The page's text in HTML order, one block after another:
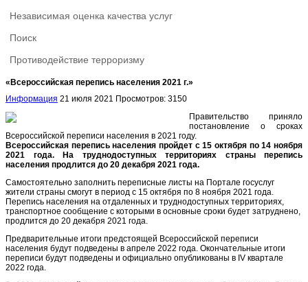
Независимая оценка качества услуг
Поиск
Противодействие терроризму
«Всероссийская перепись населения 2021 г.»
Информация 21 июля 2021 Просмотров: 3150
Правительство приняло
постановление о сроках
Всероссийской переписи населения в 2021 году.
Всероссийская перепись населения пройдет с 15 октября по 14 ноября
2021 года. На труднодоступных территориях страны перепись
населения продлится до 20 декабря 2021 года.
Самостоятельно заполнить переписные листы на Портале госуслуг
жители страны смогут в период с 15 октября по 8 ноября 2021 года.
Перепись населения на отдаленных и труднодоступных территориях,
транспортное сообщение с которыми в основные сроки будет затруднено,
продлится до 20 декабря 2021 года.
Предварительные итоги предстоящей Всероссийской переписи
населения будут подведены в апреле 2022 года. Окончательные итоги
переписи будут подведены и официально опубликованы в IV квартале
2022 года.